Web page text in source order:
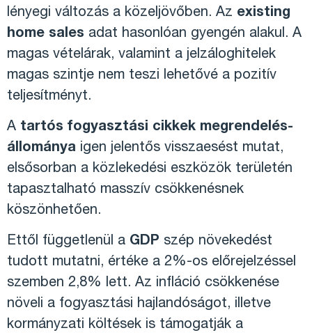
lényegi változás a közeljövőben. Az existing
home sales adat hasonlóan gyengén alakul. A
magas vételárak, valamint a jelzáloghitelek
magas szintje nem teszi lehetővé a pozitív
teljesítményt.
A tartós fogyasztási cikkek megrendelés-
állománya igen jelentős visszaesést mutat,
elsősorban a közlekedési eszközök területén
tapasztalható masszív csökkenésnek
köszönhetően.
Ettől függetlenül a GDP szép növekedést
tudott mutatni, értéke a 2%-os előrejelzéssel
szemben 2,8% lett. Az infláció csökkenése
növeli a fogyasztási hajlandóságot, illetve
kormányzati költések is támogatják a